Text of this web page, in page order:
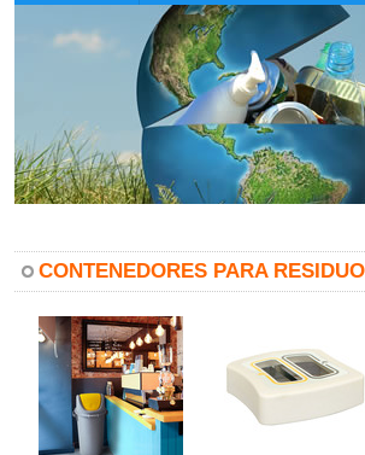
CONTENEDORES PARA